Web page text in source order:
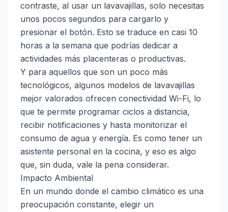
contraste, al usar un lavavajillas, solo necesitas
unos pocos segundos para cargarlo y
presionar el botón. Esto se traduce en casi 10
horas a la semana que podrías dedicar a
actividades más placenteras o productivas.
Y para aquellos que son un poco más
tecnológicos, algunos modelos de lavavajillas
mejor valorados ofrecen conectividad Wi-Fi, lo
que te permite programar ciclos a distancia,
recibir notificaciones y hasta monitorizar el
consumo de agua y energía. Es como tener un
asistente personal en la cocina, y eso es algo
que, sin duda, vale la pena considerar.
Impacto Ambiental
En un mundo donde el cambio climático es una
preocupación constante, elegir un